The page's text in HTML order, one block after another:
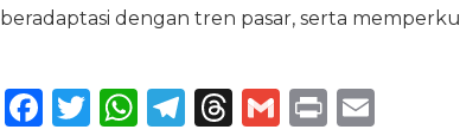
beradaptasi dengan tren pasar, serta
F
T
W T
T
G P